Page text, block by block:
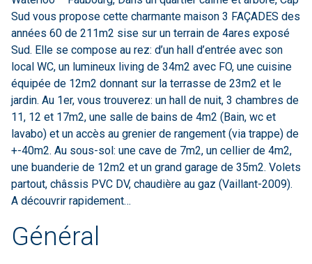
Sud vous propose cette charmante maison 3 FAÇADES des
années 60 de 211m2 sise sur un terrain de 4ares exposé
Sud. Elle se compose au rez: d’un hall d’entrée avec son
local WC, un lumineux living de 34m2 avec FO, une cuisine
équipée de 12m2 donnant sur la terrasse de 23m2 et le
jardin. Au 1er, vous trouverez: un hall de nuit, 3 chambres de
11, 12 et 17m2, une salle de bains de 4m2 (Bain, wc et
lavabo) et un accès au grenier de rangement (via trappe) de
+-40m2. Au sous-sol: une cave de 7m2, un cellier de 4m2,
une buanderie de 12m2 et un grand garage de 35m2. Volets
partout, châssis PVC DV, chaudière au gaz (Vaillant-2009).
A découvrir rapidement…
Général